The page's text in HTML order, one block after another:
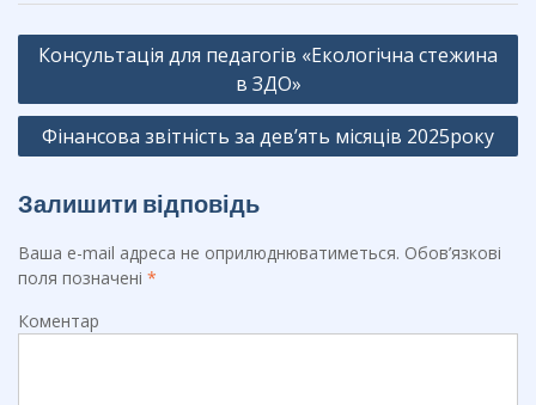
b
o
o
k
gr
a
m
Навігація
записів
Консультація для педагогів «Екологічна стежина
в ЗДО»
Фінансова звітність за дев’ять місяців 2025року
Залишити відповідь
Ваша e-mail адреса не оприлюднюватиметься. Обов’язкові
поля позначені *
Коментар